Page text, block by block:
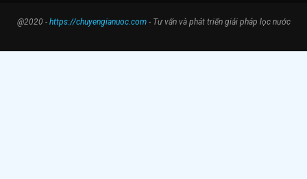
@2020 - https://chuyengianuoc.com- Tư vấn và phát triển giải pháp lọc nước